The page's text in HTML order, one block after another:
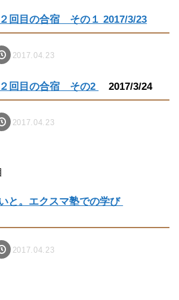
回目の合宿 その１ 2017/3/23
2017.04.23
回目の合宿 その2 2017/3/24
2017.04.23
と。エクスマ塾での学び
2017.04.23